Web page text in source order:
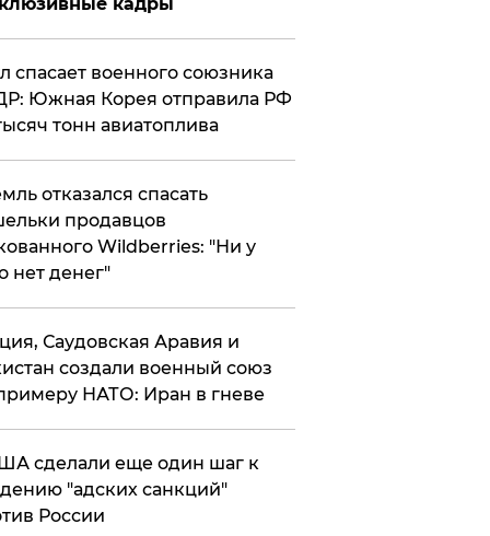
спасает военного союзника
Южная Корея отправила РФ
тонн авиатоплива
отказался спасать
продавцов
Wildberries: "Ни у
нет денег"
Саудовская Аравия и
создали военный союз
НАТО: Иран в гневе
сделали еще один шаг к
"адских санкций"
России